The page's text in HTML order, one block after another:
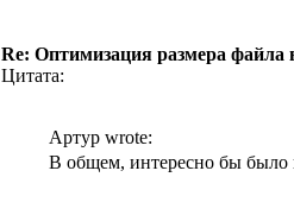
Re: Оптимизация размера файла
Цитата:
Артур wrote:
В общем, интересно бы было